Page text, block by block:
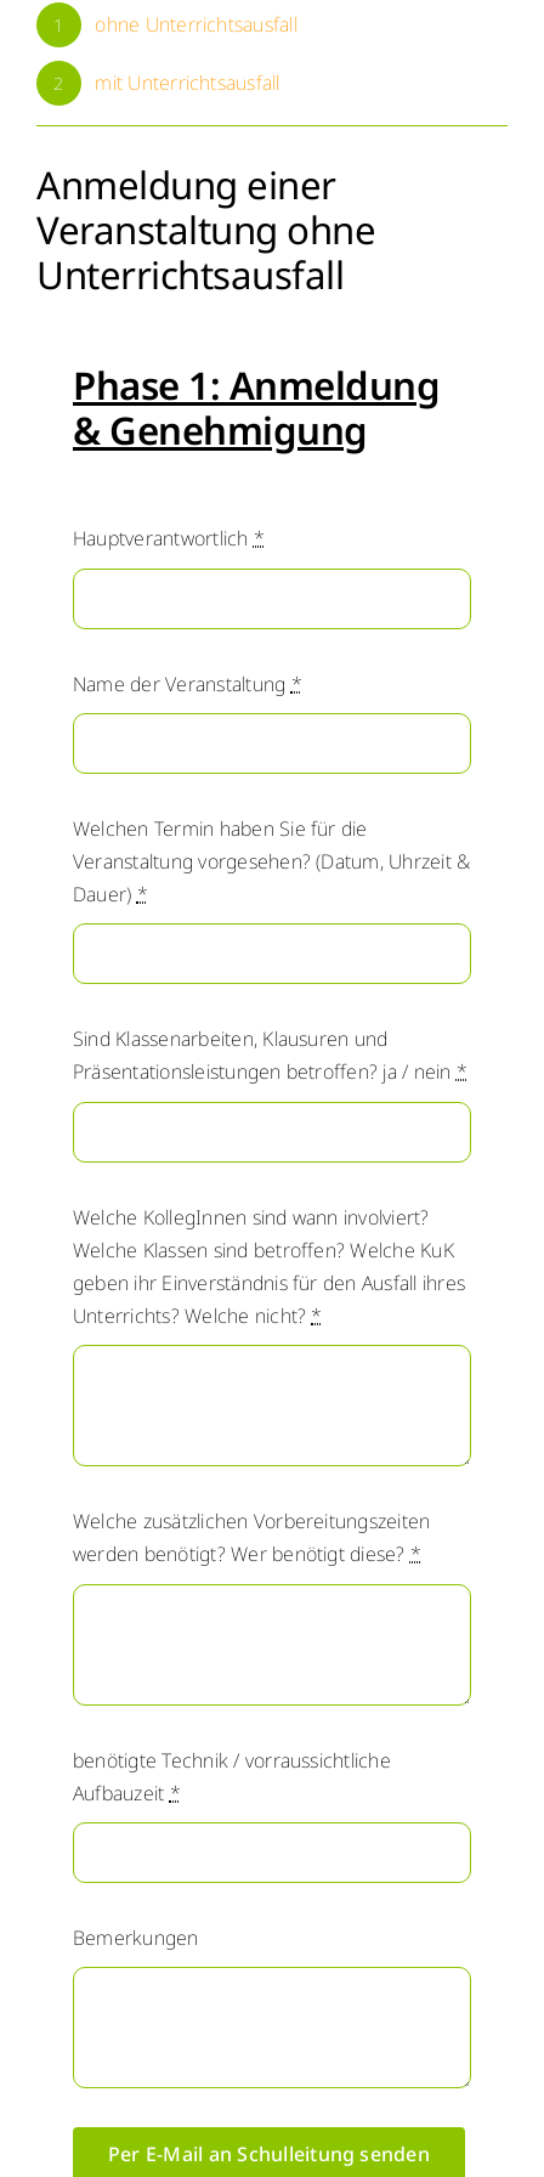
Menschen
Lernen
Besonderheiten
Schulleben
Krankmeldung
WebUntis WebUntis
1 ohne Unterrichtsausfall
2 mit Unterrichtsausfall
Anmeldung einer
Veranstaltung ohne
Unterrichtsausfall
Phase 1: Anmeldung
& Genehmigung
Hauptverantwortlich *
Name der Veranstaltung *
Welchen Termin haben Sie für die
Veranstaltung vorgesehen? (Datum, Uhrzeit &
Dauer) *
Sind Klassenarbeiten, Klausuren und
Präsentationsleistungen betroffen? ja / nein *
Welche KollegInnen sind wann involviert?
Welche Klassen sind betroffen? Welche KuK
geben ihr Einverständnis für den Ausfall ihres
Unterrichts? Welche nicht? *
Welche zusätzlichen Vorbereitungszeiten
werden benötigt? Wer benötigt diese? *
benötigte Technik / vorraussichtliche
Aufbauzeit *
Bemerkungen
Per E-Mail an Schulleitung senden